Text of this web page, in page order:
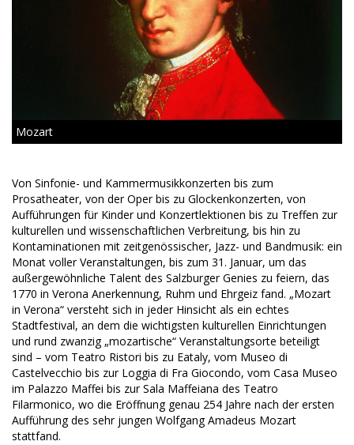
Mozart
Von Sinfonie- und Kammermusikkonzerten bis zum
Prosatheater, von der Oper bis zu Glockenkonzerten, von
Aufführungen für Kinder und Konzertlektionen bis zu Treffen zur
kulturellen und wissenschaftlichen Verbreitung, bis hin zu
Kontaminationen mit zeitgenössischer, Jazz- und Bandmusik: ein
Monat voller Veranstaltungen, bis zum 31. Januar, um das
außergewöhnliche Talent des Salzburger Genies zu feiern, das
1770 in Verona Anerkennung, Ruhm und Ehrgeiz fand. „Mozart
in Verona“ versteht sich in jeder Hinsicht als ein echtes
Stadtfestival, an dem die wichtigsten kulturellen Einrichtungen
und rund zwanzig „mozartische“ Veranstaltungsorte beteiligt
sind – vom Teatro Ristori bis zu Eataly, vom Museo di
Castelvecchio bis zur Loggia di Fra Giocondo, vom Casa Museo
im Palazzo Maffei bis zur Sala Maffeiana des Teatro
Filarmonico, wo die Eröffnung genau 254 Jahre nach der ersten
Aufführung des sehr jungen Wolfgang Amadeus Mozart
stattfand.